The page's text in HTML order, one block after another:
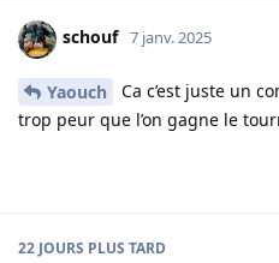
schouf 7 janv. 2025
Yaouch
Ca c’est juste un
trop peur que l’on gagne le
22 JOURS PLUS TARD